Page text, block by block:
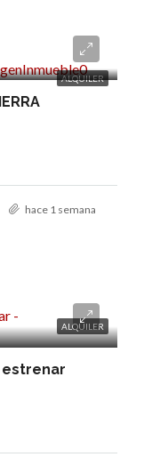
ALQUILER
hace 1 semana
ALQUILER
estrenar